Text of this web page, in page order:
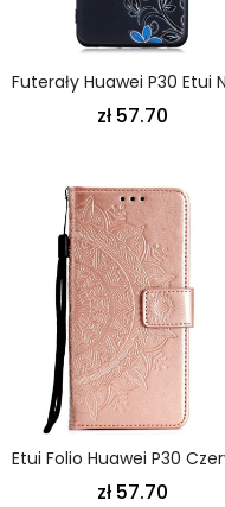
zł 57.70
zł 57.70